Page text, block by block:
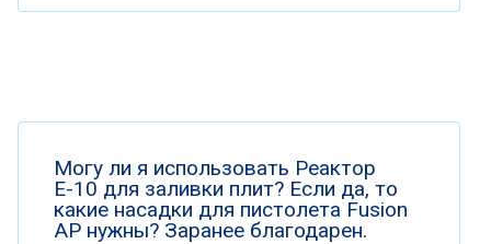
Могу ли я использовать Реактор
Е-10 для заливки плит? Если да, то
какие насадки для пистолета Fusion
AP нужны? Заранее благодарен.